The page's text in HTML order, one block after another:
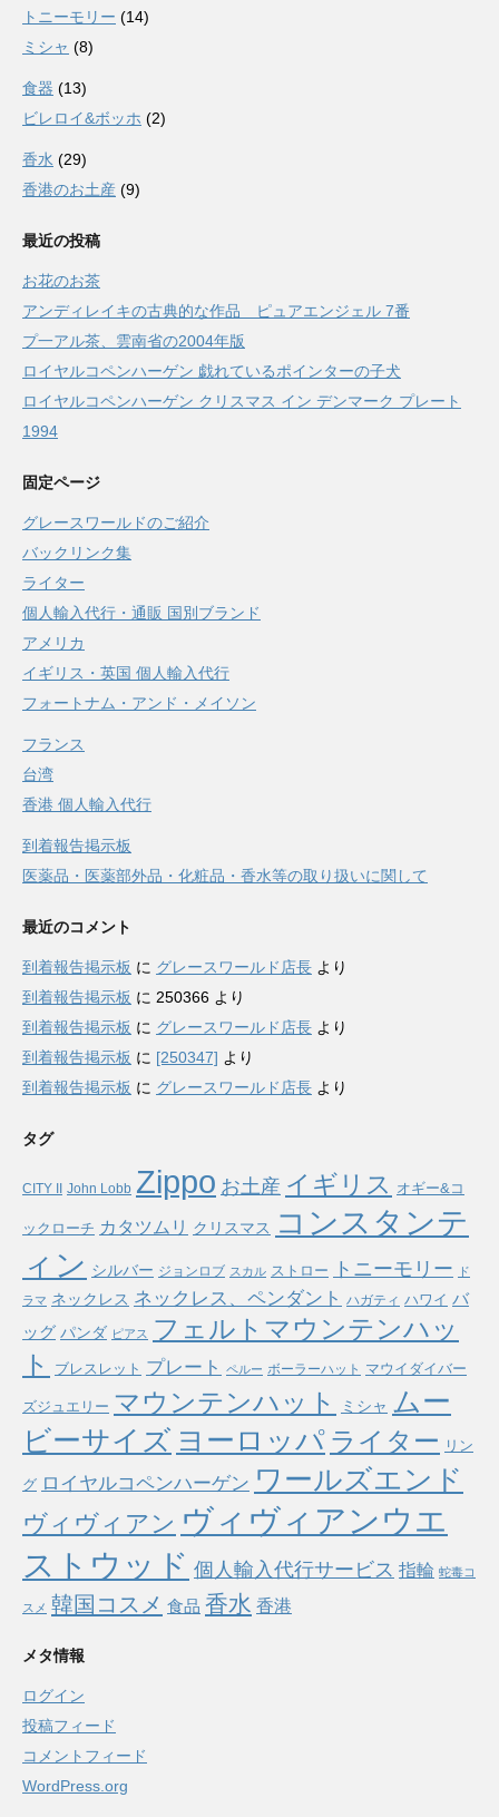
トニーモリー (14)
ミシャ (8)
食器 (13)
ビレロイ&ボッホ (2)
香水 (29)
香港のお土産 (9)
最近の投稿
お花のお茶
アンディレイキの古典的な作品 ピュアエンジェル 7番
プ一アル茶、雲南省の2004年版
ロイヤルコペンハーゲン 戯れているポインターの子犬
ロイヤルコペンハーゲン クリスマス イン デンマーク プレート
1994
固定ページ
グレースワールドのご紹介
バックリンク集
ライター
個人輸入代行・通販 国別ブランド
アメリカ
イギリス・英国 個人輸入代行
フォートナム・アンド・メイソン
フランス
台湾
香港 個人輸入代行
到着報告掲示板
医薬品・医薬部外品・化粧品・香水等の取り扱いに関して
最近のコメント
到着報告掲示板 に グレースワールド店長 より
到着報告掲示板 に 250366 より
到着報告掲示板 に グレースワールド店長 より
到着報告掲示板 に [250347] より
到着報告掲示板 に グレースワールド店長 より
タグ
CITY II John Lobb Zippo お土産 イギリス オギー&コ
ックローチ カタツムリ クリスマス
コンスタンテ
ィン シルバー ジョンロブ スカル ストロー トニーモリー ド
ラマ ネックレス ネックレス、ペンダント ハガティ ハワイ バ
ッグ パンダ ピアス
フェルトマウンテンハッ
ト
ブレスレット プレート ペルー ボーラーハット マウイダイバー
ズジュエリー マウンテンハット ミシャ ムー
ビーサイズ ヨーロッパ ライター リン
グ ロイヤルコペンハーゲン ワールズエンド
ヴィヴィアン ヴィヴィアンウエ
ストウッド 個人輸入代行サービス 指輪 蛇毒コ
スメ 韓国コスメ 食品 香水 香港
メタ情報
ログイン
投稿フィード
コメントフィード
WordPress.org